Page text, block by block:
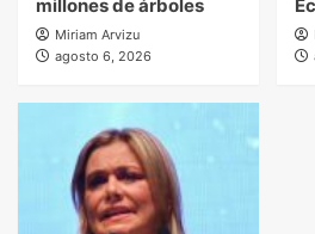
millones de árboles
Miriam Arvizu
agosto 6, 2026